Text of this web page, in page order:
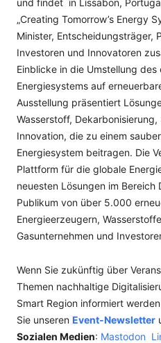
und findet in Lissabon,
„Creating Tomorrow’s Energy
Minister, Entscheidungsträger,
Investoren und Innovatoren
Einblicke in die Umstellung des
Energiesystems auf
Ausstellung präsentiert
Wasserstoff, Dekarbonisierung,
Innovation, die zu einem
Energiesystem beitragen. Die
Plattform für die globale
neuesten Lösungen im Bereich
Publikum von über 5.000
Energieerzeugern,
Gasunternehmen und
Wenn Sie zukünftig über
Themen nachhaltige
Smart Region informiert
Sie unseren Event-Newsletter
Sozialen Medien: Mastodon